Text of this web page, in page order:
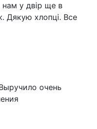
у двір ще в
Дякую хлопці. Все
очень